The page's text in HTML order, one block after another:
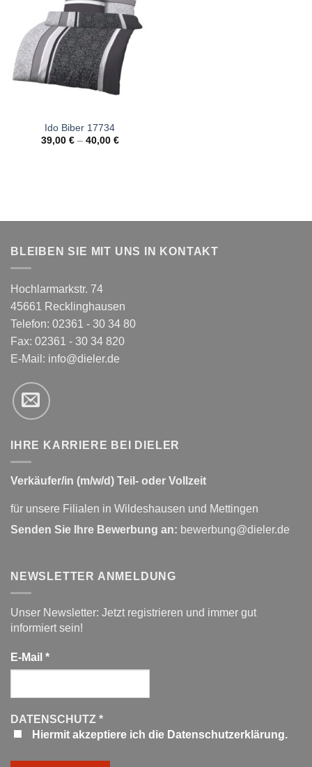
Ido Biber 17734
39,00 €– 40,00 €
BLEIBEN SIE MIT UNS IN KONTAKT
Hochlarmarkstr. 74
45661 Recklinghausen
Telefon: 02361 - 30 34 80
Fax: 02361 - 30 34 820
E-Mail: info@dieler.de
IHRE KARRIERE BEI DIELER
Verkäufer/in (m/w/d) Teil- oder Vollzeit
für unsere Filialen in Wildeshausen und Mettingen
Senden Sie Ihre Bewerbung an: bewerbung@dieler.de
NEWSLETTER ANMELDUNG
Unser Newsletter: Jetzt registrieren und immer gut
informiert sein!
E-Mail *
DATENSCHUTZ *
Hiermit akzeptiere ich die Datenschutzerklärung.